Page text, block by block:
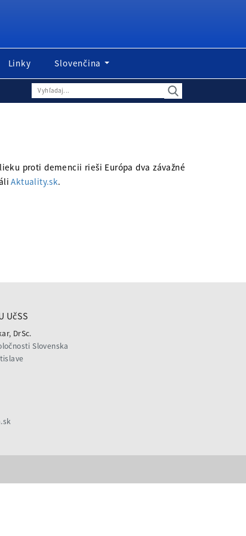
Linky Slovenčina
proti demencii rieši Európa dva závažné
Aktuality.sk.
UčSS
DrSc.
Slovenska